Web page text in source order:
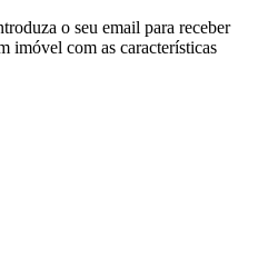
o seu email para receber
imóvel com as características